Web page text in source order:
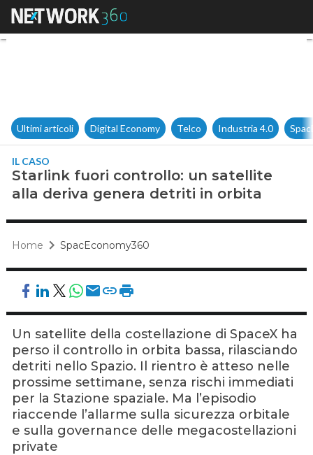
Starlink fuori controllo: un
Ultimi articoli Digital Economy Telco Industria 4.0
IL CASO
Starlink fuori controllo: un satellite
alla deriva genera detriti in orbita
Home SpacEconomy360
Un satellite della costellazione di SpaceX ha
perso il controllo in orbita bassa, rilasciando
detriti nello Spazio. Il rientro è atteso nelle
prossime settimane, senza rischi immediati
per la Stazione spaziale. Ma l’episodio
riaccende l’allarme sulla sicurezza orbitale
e sulla governance delle megacostellazioni
private